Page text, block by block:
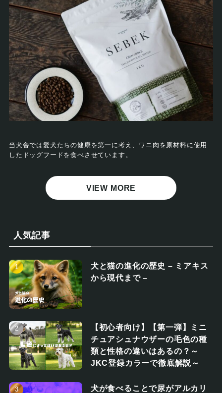
当犬舎では愛犬たちの健康を第一に考え、ワニ肉を原材料に使用
したドッグフードを食べさせています。
VIEW MORE
人気記事
犬と猫の進化の歴史 – ミアキス
から現代まで –
【初心者向け】【第一弾】ミニ
チュアシュナウザーの毛色の種
類と性格の違いはあるの？～
JKC登録カラーで徹底解説～
犬が食べることで尿がアルカリ